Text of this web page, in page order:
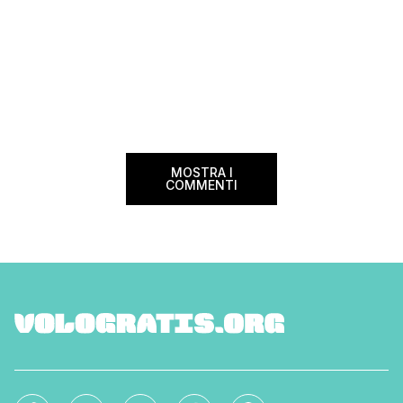
MOSTRA I
COMMENTI